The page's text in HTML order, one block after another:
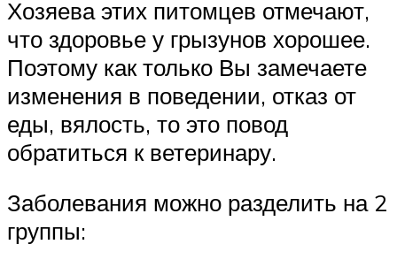
Хозяева этих питомцев отмечают,
что здоровье у грызунов хорошее.
Поэтому как только Вы замечаете
изменения в поведении, отказ от
еды, вялость, то это повод
обратиться к ветеринару.
Заболевания можно разделить на 2
группы: